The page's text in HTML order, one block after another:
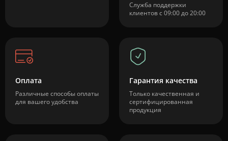
Служба поддержки
клиентов с 09:00 до 20:00
Оплата
Различные способы оплаты
для вашего удобства
Гарантия качества
Только качественная и
сертифицированная
продукция